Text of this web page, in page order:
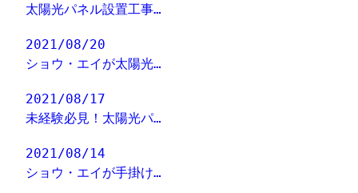
太陽光パネル設置工事…
2021/08/20
ショウ・エイが太陽光…
2021/08/17
未経験必見！太陽光パ…
2021/08/14
ショウ・エイが手掛け…